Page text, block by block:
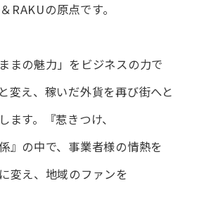
RAKUの​原点です。
まの​魅力」を​ビジネスの​力で​
変え、 稼いだ外貨を​再び街へと​
ます。
『惹きつけ、​
』の​中で、​事業者様の​情熱を​
変え、 地域の​ファンを​